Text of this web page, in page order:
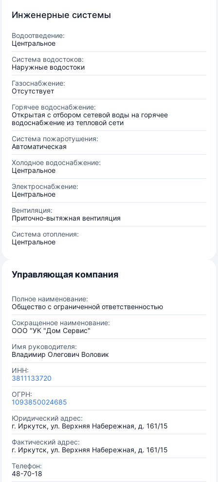
Инженерные системы
Водоотведение:
Центральное
Система водостоков:
Наружные водостоки
Газоснабжение:
Отсутствует
Горячее водоснабжение:
Открытая с отбором сетевой воды на горячее
водоснабжение из тепловой сети
Система пожаротушения:
Автоматическая
Холодное водоснабжение:
Центральное
Электроснабжение:
Центральное
Вентиляция:
Приточно-вытяжная вентиляция
Система отопления:
Центральное
Управляющая компания
Полное наименование:
Общество с ограниченной ответственностью
Сокращенное наименование:
ООО "УК "Дом Сервис"
Имя руководителя:
Владимир Олегович Воловик
ИНН:
3811133720
ОГРН:
1093850024685
Юридический адрес:
г. Иркутск, ул. Верхняя Набережная, д. 161/15
Фактический адрес:
г. Иркутск, ул. Верхняя Набережная, д. 161/15
Телефон:
48-70-18